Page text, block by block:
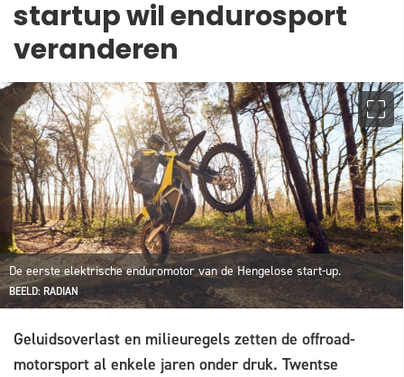
startup wil endurosport
veranderen
De eerste elektrische enduromotor van de Hengelose start-up.
BEELD: RADIAN
Geluidsoverlast en milieuregels zetten de offroad-
motorsport al enkele jaren onder druk. Twentse